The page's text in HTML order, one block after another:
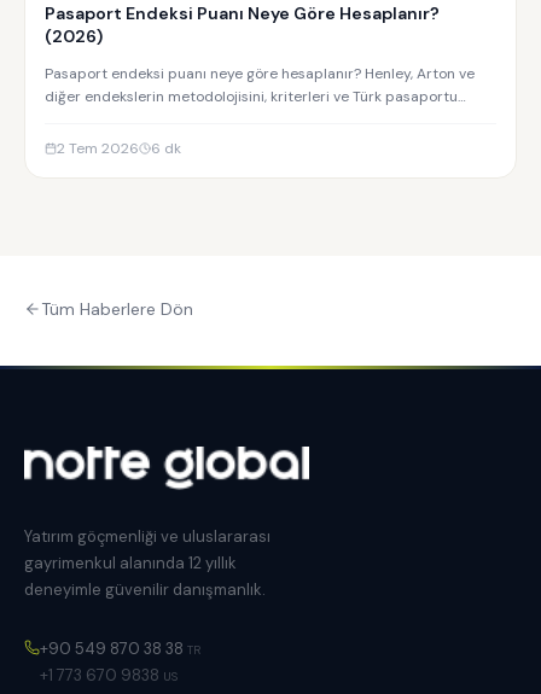
Pasaport Endeksi Puanı Neye Göre Hesaplanır?
(2026)
Pasaport endeksi puanı neye göre hesaplanır? Henley, Arton ve
diğer endekslerin metodolojisini, kriterleri ve Türk pasaportu
2 Tem 2026
6 dk
Tüm Haberlere Dön
Yatırım göçmenliği ve uluslararası
gayrimenkul alanında 12 yıllık
deneyimle güvenilir danışmanlık.
+90 549 870 38 38 TR
+1 773 670 9838 US